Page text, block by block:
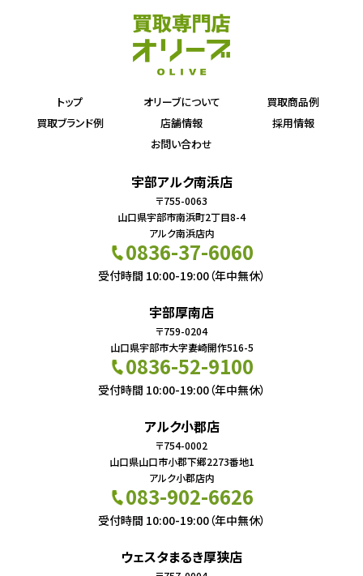
トップ オリーブについて
買取商品例
買取ブランド例
店舗情報
採用情報
お問い合わせ
宇部アルク南浜店
〒755-0063
山口県宇部市南浜町2丁目8-4
アルク南浜店内
0836-37-6060
受付時間 10:00-19:00（年中無休）
宇部厚南店
〒759-0204
山口県宇部市大字妻崎開作516-5
0836-52-9100
受付時間 10:00-19:00（年中無休）
アルク小郡店
〒754-0002
山口県山口市小郡下郷2273番地1
アルク小郡店内
083-902-6626
受付時間 10:00-19:00（年中無休）
ウェスタまるき厚狭店